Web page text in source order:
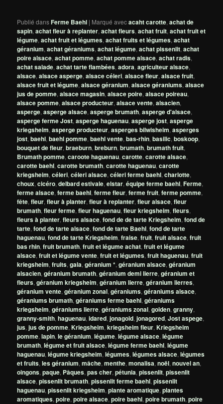
Publié dansFerme Baehl | Marqué avecacaht carotte,achat de
sapin,achat fleur à replanter,achat fleurs,achat fruit,achat fruit et
légume,achat fruit et légumes,achat fruits et légumes,achat
géranium,achat géraniums,achat légume,achat pissenlit,achat
poire alsace,achat pomme,achat pomme alsace,achat radis,
achat salade,achat tarte flambées,adora,agriculteur alsace,
alsace,alsace asperge,alsace céleri,alsace fleur,alsace fruit,
alsace fruit et légume,alsace géranium,alsace géraniums,alsace
jus de pomme,alsace magasin,alsace poire,alsace poireau,
alsace pomme,alsace producteur,alsace vente,alsacien,
asperge,asperge alsace,asperge brumath,asperge d'alsace,
asperge ferme Jost,asperge haguenau,asperge jost,asperge
kriegsheim,asperge producteur,asperges bilwisheim,asperges
jost,baehl,baehl pomme,baehl vente,bas-rhin,basilic,boskoop,
bouquet de fleur,braeburn,breburn,brumath,brumath fruit,
Brumath pomme,caroote haguenau,carotte,carotte alsace,
carotte baehl,carotte brumath,carotte haguenau,carotte
kriegsheim,céleri,céleri alsace,céleri ferme baehl,charlotte,
choux,cicéro,delbard estivale,elstar,équipe ferme baehl,Ferme,
ferme alsace,ferme baehl,ferme fleur,ferme fruit,ferme pomme,
fête,fleur,fleur à planter,fleur à replanter,fleur alsace,fleur
brumath,fleur ferme,fleur haguenau,fleur kriegsheim,fleurs,
fleurs à planter,fleurs alsace,fond de de tarte Kriegsheim,fond de
tarte,fond de tarte alsace,fond de tarte Baehl,fond de tarte
haguenau,fond de tarte Kriegsheim,fraise,fruit,fruit alsace,fruit
bas rhin,fruit brumath,fruit et légume achat,fruit et légume
alsace,fruit et légume vente,fruit et légumes,fruit haguenau,fruit
kriegsheim,fruits,gala,géranium *,géranium alsace,géranium
alsacien,géranium brumath,géranium demi lierre,géranium et
fleurs,géranium kriegsheim,géranium lierre,géranium lierres,
géranium vente,géranium zonal,géraniums,géraniums alsace,
géraniums brumath,géraniums ferme baehl,géraniums
kriegsheim,géraniums lierre,géraniums zonal,golden,granny,
granny-smith,haguenau,idared,jonagold,jonagored,Jost aspege,
jus,jus de pomme,Kriegsheim,kriegsheim fleur,Kriegsheim
pomme,lapin,le géranium,légume,légume alsace,légume
brumath,légume et fruit alsace,légume ferme baehl,légume
haguenau,légume kriegsheim,légumes,légumes alsace,légumes
et fruits,les géranium,mâche,menthe,monalisa,noël,nouvel an,
oingons,paque, Pâques,pas cher,pétunia,pissenlit,pissenlit
alsace,pissenlit brumath,pissenlit ferme baehl,pissenlit
haguenau,pissenlit kriegsheim,plante aromatique,plantes
aromatiques,poire,poire alsace,poire baehl,poire brumath,poire